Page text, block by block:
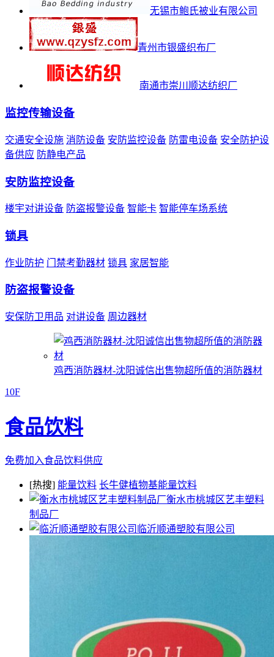
无锡市鲍氏被业有限公司
青州市银盛织布厂
南通市崇川顺达纺织厂
监控传输设备
交通安全设施 消防设备 安防监控设备 防雷电设备 安全防护设
备供应 防静电产品
安防监控设备
楼宇对讲设备 防盗报警设备 智能卡 智能停车场系统
锁具
作业防护 门禁考勤器材 锁具 家居智能
防盗报警设备
安保防卫用品 对讲设备 周边器材
鸡西消防器材-沈阳诚信出售物超所值的消防器材
10F
食品饮料
免费加入食品饮料供应
[热搜] 能量饮料 长牛健植物基能量饮料
衡水市桃城区艺丰塑料
制品厂
临沂顺通塑胶有限公司